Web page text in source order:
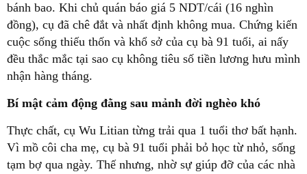
bánh bao. Khi chủ quán báo giá 5 NDT/cái (16 nghìn
đồng), cụ đã chê đắt và nhất định không mua. Chứng kiến
cuộc sống thiếu thốn và khổ sở của cụ bà 91 tuổi, ai nấy
đều thắc mắc tại sao cụ không tiêu số tiền lương hưu mình
nhận hàng tháng.
Bí mật cảm động đằng sau mảnh đời nghèo khó
Thực chất, cụ Wu Litian từng trải qua 1 tuổi thơ bất hạnh.
Vì mồ côi cha mẹ, cụ bà 91 tuổi phải bỏ học từ nhỏ, sống
tạm bợ qua ngày. Thế nhưng, nhờ sự giúp đỡ của các nhà